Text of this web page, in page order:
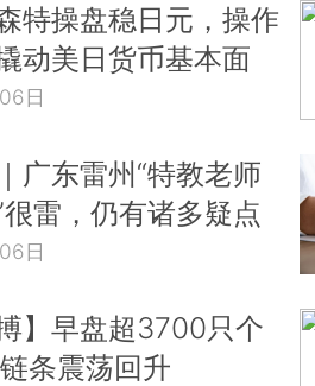
特操盘稳日元，操作
动美日货币基本面
日
广东雷州“特教老师
雷，仍有诸多疑点
日
】早盘超3700只个
条震荡回升